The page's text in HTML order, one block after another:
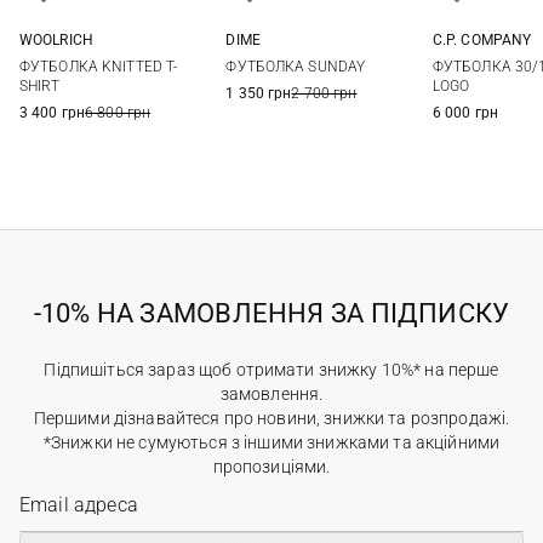
WOOLRICH
ФУТБОЛКА KNITTED T-
SHIRT
3 400 грн6 800 грн
DIME
ФУТБОЛКА SUNDAY
1 350 грн2 700 грн
C.P. COMPANY
ФУТБОЛКА 30/1
LOGO
6 000 грн
-10% НА ЗАМОВЛЕННЯ ЗА ПІДПИСКУ
Підпишіться зараз щоб отримати знижку 10%* на перше
замовлення.
Першими дізнавайтеся про новини, знижки та розпродажі.
*Знижки не сумуються з іншими знижками та акційними
пропозиціями.